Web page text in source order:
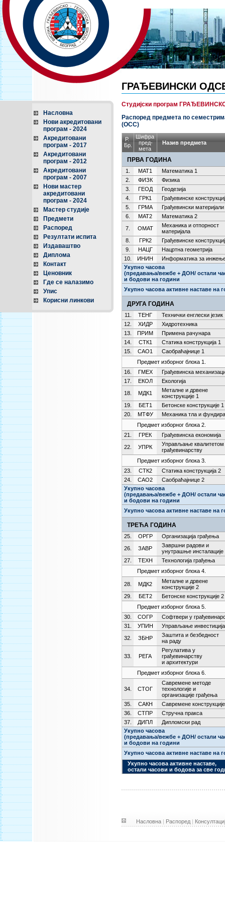
ГРАЂЕВИНСКИ
Насловна
Нови акредитовани
програм - 2024
Акредитовани
програм - 2017
Акредитовани
програм - 2012
Акредитовани
програм - 2007
Нови мастер
акредитовани
програм - 2024
Мастер студије
Предмети
Распоред
Резултати испита
Издаваштво
Диплома
Контакт
Ценовник
Где се налазимо
Упис
Корисни линкови
Студијски програм
Распоред предмета по
(ОСС)
Р.
Бр.
Шифра
пред-
мета
Назив предмета
ПРВА ГОДИНА
1. МАТ1
Математика 1
2.
ФИЗК
Физика
3.
ГЕОД
Геодезија
4.
ГРК1
Грађевинске
5.
ГРМА
Грађевински материјали
6.
МАТ2
Математика 2
7.
ОМАТ
Механика и отпорност
материјала
8.
ГРК2
Грађевинске
9.
НАЦГ
Нацртна геометрија
10.
ИНИН
Информатика за
Укупно часова
(предавања/вежбе + ДОН/ остали
и бодови на години
Укупно часова активне наставе на
ДРУГА ГОДИНА
11. ТЕНГ
Технички енглески језик
12.
ХИДР
Хидротехника
13.
ПРИМ
Примена рачунара
14.
СТК1
Статика конструкција 1
15.
САО1
Саобраћајнице 1
Предмет изборног блока 1.
16.
ГМЕХ
Грађевинска
17.
ЕКОЛ
Екологија
18.
МДК1
Металне и дрвене
конструкције 1
19.
БЕТ1
Бетонске конструкције 1
20.
МТФУ
Механика тла и
Предмет изборног блока 2.
21.
ГРЕК
Грађевинска економија
22.
УПРК
Управљање квалитетом
грађевинарству
Предмет изборног блока 3.
23.
СТК2
Статика конструкција 2
24.
САО2
Саобраћајнице 2
Укупно часова
(предавања/вежбе + ДОН/ остали
и бодови на години
Укупно часова активне наставе на
ТРЕЋА ГОДИНА
25. ОРГР
Организација грађења
26.
ЗАВР
Завршни радови и
унутрашње инсталације
27.
ТЕХН
Технологија грађења
Предмет изборног блока 4.
28. МДК2
Металне и дрвене
конструкције 2
29.
БЕТ2
Бетонске конструкције 2
Предмет изборног блока 5.
30.
СОГР
Софтвери у
31.
УПИН
Управљање
32.
ЗБНР
Заштита и безбедност
на раду
33. РЕГА
Регулатива у
грађевинарству
и архитектури
Предмет изборног блока 6.
34. СТОГ
Савремене методе
технологије и
организације грађења
35.
САКН
Савремене конструкције
36.
СТПР
Стручна пракса
37.
ДИПЛ
Дипломски рад
Укупно часова
(предавања/вежбе + ДОН/ остали
и бодови на години
Укупно часова активне наставе на
Укупно часова активне наставе,
остали часови и бодова за све
Насловна| Распоред|